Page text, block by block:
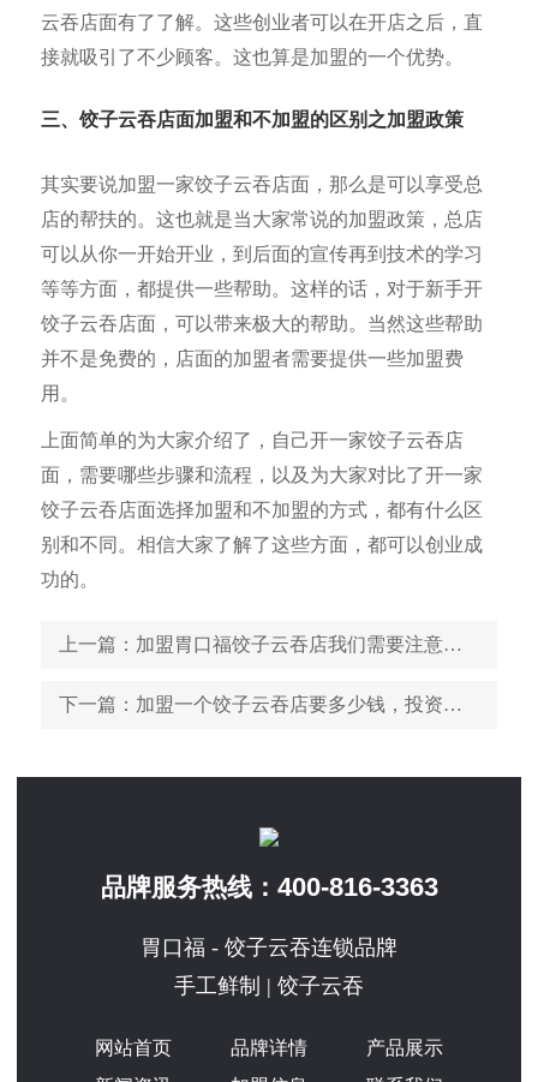
云吞店面有了了解。这些创业者可以在开店之后，直
接就吸引了不少顾客。这也算是加盟的一个优势。
三、饺子云吞店面加盟和不加盟的区别之加盟政策
其实要说加盟一家饺子云吞店面，那么是可以享受总
店的帮扶的。这也就是当大家常说的加盟政策，总店
可以从你一开始开业，到后面的宣传再到技术的学习
等等方面，都提供一些帮助。这样的话，对于新手开
饺子云吞店面，可以带来极大的帮助。当然这些帮助
并不是免费的，店面的加盟者需要提供一些加盟费
用。
上面简单的为大家介绍了，自己开一家饺子云吞店
面，需要哪些步骤和流程，以及为大家对比了开一家
饺子云吞店面选择加盟和不加盟的方式，都有什么区
别和不同。相信大家了解了这些方面，都可以创业成
功的。
上一篇 ：加盟胃口福饺子云吞店我们需要注意什么问题
下一篇 ：加盟一个饺子云吞店要多少钱，投资成本高不高
品牌服务热线： 400-816-3363
胃口福 - 饺子云吞连锁品牌
手工鲜制 | 饺子云吞
网站首页 品牌详情
产品展示